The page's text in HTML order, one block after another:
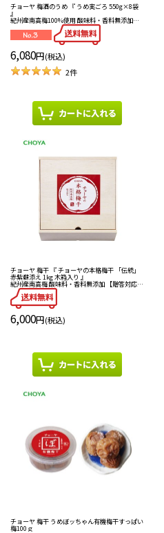
チョーヤ 梅酒のうめ 『 うめ実ごろ 550g×8袋
』
紀州産南高梅100%使用 酸味料・香料無添加
【通販限定】【送料無料】お得！
6,080円(税込)
2件
チョーヤ 梅干 『 チョーヤの本格梅干 「伝統」
赤紫蘇添え 1kg 木箱入り 』
紀州産南高梅 酸味料・香料無添加 【贈答対応】
お得！
6,000円(税込)
チョーヤ 梅干 うめぼッちゃん有機梅干すっぱい
梅100ｇ